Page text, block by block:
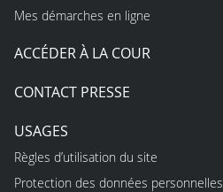
Mes démarches en ligne
ACCÉDER À LA COUR
CONTACT PRESSE
USAGES
Règles d’utilisation du site
Protection des données personnelles